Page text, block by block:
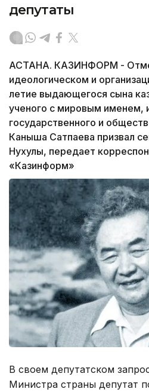
депутаты
АСТАНА. КАЗИНФОРМ -
идеологическом и
летие выдающегося сына
ученого с мировым именем,
государственного и
Каныша Сатпаева призвал
Нухулы, передает
«Казинформ»
В своем депутатском
Министра страны депутат